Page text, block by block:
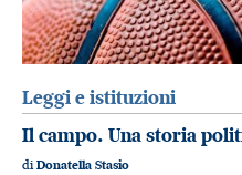
Leggi e istituzioni
Il campo. Una storia
diDonatella Stasio